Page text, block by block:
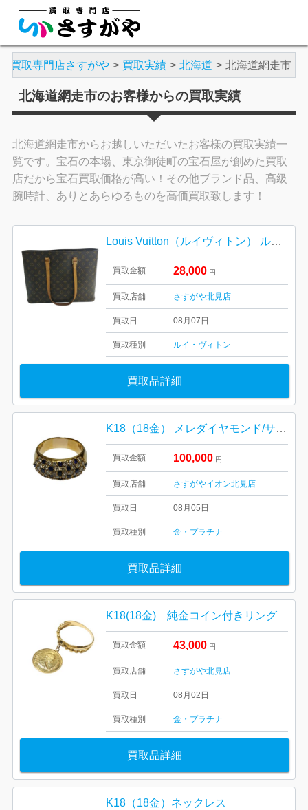
買取専門店さすがや 買取実績 北海道 北海道網走市
北海道網走市のお客様からの買取実績
北海道網走市からお越しいただいたお客様の買取実績一
覧です。宝石の本場、東京御徒町の宝石屋が創めた買取
店だから宝石買取価格が高い！その他ブランド品、高級
腕時計、ありとあらゆるものを高価買取致します！
Louis Vuitton（ルイヴィトン） ルコ トートバッグ モノグラム
買取金額 28,000 円
買取店舗 さすがや北見店
買取日 08月07日
買取種別 ルイ・ヴィトン
買取品詳細
K18（18金） メレダイヤモンド/サファイア付き リング
買取金額 100,000 円
買取店舗 さすがやイオン北見店
買取日 08月05日
買取種別 金・プラチナ
買取品詳細
K18(18金) 純金コイン付きリング
買取金額 43,000 円
買取店舗 さすがや北見店
買取日 08月02日
買取種別 金・プラチナ
買取品詳細
K18（18金）ネックレス